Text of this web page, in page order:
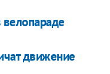
велопараде
движение